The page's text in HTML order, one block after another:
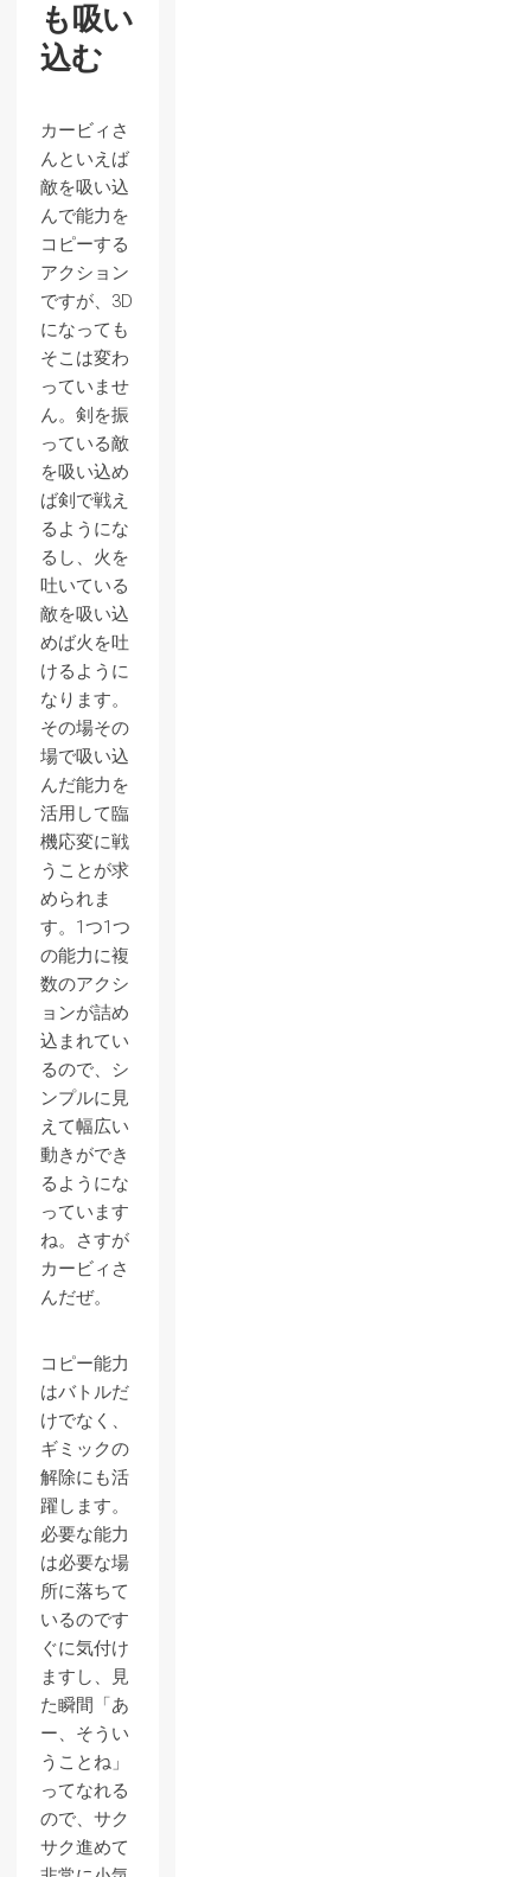
も吸い
込む
カービィさ
んといえば
敵を吸い込
んで能力を
コピーする
アクション
ですが、3D
になっても
そこは変わ
っていませ
ん。剣を振
っている敵
を吸い込め
ば剣で戦え
るようにな
るし、火を
吐いている
敵を吸い込
めば火を吐
けるように
なります。
その場その
場で吸い込
んだ能力を
活用して臨
機応変に戦
うことが求
められま
す。1つ1つ
の能力に複
数のアクシ
ョンが詰め
込まれてい
るので、シ
ンプルに見
えて幅広い
動きができ
るようにな
っています
ね。さすが
カービィさ
んだぜ。
コピー能力
はバトルだ
けでなく、
ギミックの
解除にも活
躍します。
必要な能力
は必要な場
所に落ちて
いるのです
ぐに気付け
ますし、見
た瞬間「あ
ー、そうい
うことね」
ってなれる
ので、サク
サク進めて